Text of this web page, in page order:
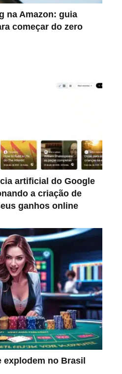
na Amazon: guia
começar do zero
artificial do Google
a criação de
ganhos online
no Brasil